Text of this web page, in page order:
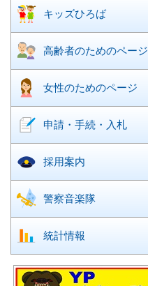
キッズひろば
高齢者のためのページ
女性のためのページ
申請・手続・入札
採用案内
警察音楽隊
統計情報